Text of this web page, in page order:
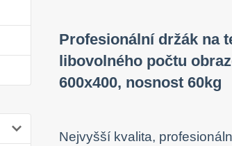
Profesionální držák na
libovolného počtu
600x400, nosnost 60kg
Nejvyšší kvalita,